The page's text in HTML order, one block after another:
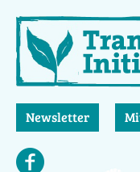
zum
Inhalt
Newsletter